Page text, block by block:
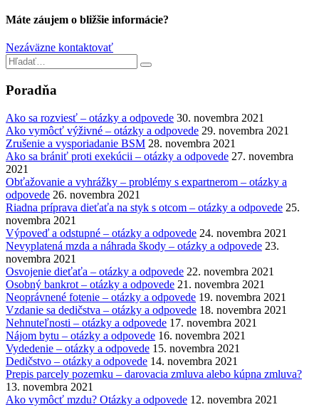
Máte záujem o bližšie informácie?
Nezáväzne kontaktovať
Poradňa
Ako sa rozviesť – otázky a odpovede 30. novembra 2021
Ako vymôcť výživné – otázky a odpovede 29. novembra 2021
Zrušenie a vysporiadanie BSM 28. novembra 2021
Ako sa brániť proti exekúcii – otázky a odpovede 27. novembra
2021
Obťažovanie a vyhrážky – problémy s expartnerom – otázky a
odpovede 26. novembra 2021
Riadna príprava dieťaťa na styk s otcom – otázky a odpovede 25.
novembra 2021
Výpoveď a odstupné – otázky a odpovede 24. novembra 2021
Nevyplatená mzda a náhrada škody – otázky a odpovede 23.
novembra 2021
Osvojenie dieťaťa – otázky a odpovede 22. novembra 2021
Osobný bankrot – otázky a odpovede 21. novembra 2021
Neoprávnené fotenie – otázky a odpovede 19. novembra 2021
Vzdanie sa dedičstva – otázky a odpovede 18. novembra 2021
Nehnuteľnosti – otázky a odpovede 17. novembra 2021
Nájom bytu – otázky a odpovede 16. novembra 2021
Vydedenie – otázky a odpovede 15. novembra 2021
Dedičstvo – otázky a odpovede 14. novembra 2021
Prepis parcely pozemku – darovacia zmluva alebo kúpna zmluva?
13. novembra 2021
Ako vymôcť mzdu? Otázky a odpovede 12. novembra 2021